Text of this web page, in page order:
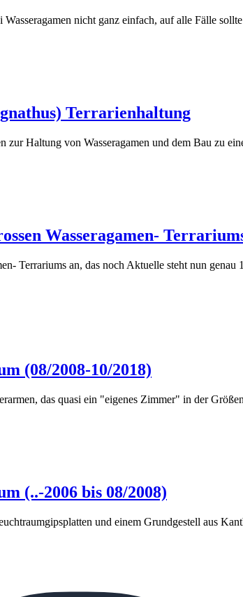
nicht ganz einfach, auf alle Fälle
Terrarienhaltung
zur Haltung von Wasseragamen und dem Bau zu
Wasseragamen-
Terrariums an, das noch Aktuelle steht nun
(08/2008-10/2018)
das quasi ein "eigenes Zimmer" in der
(..-2006 bis 08/2008)
und einem Grundgestell aus